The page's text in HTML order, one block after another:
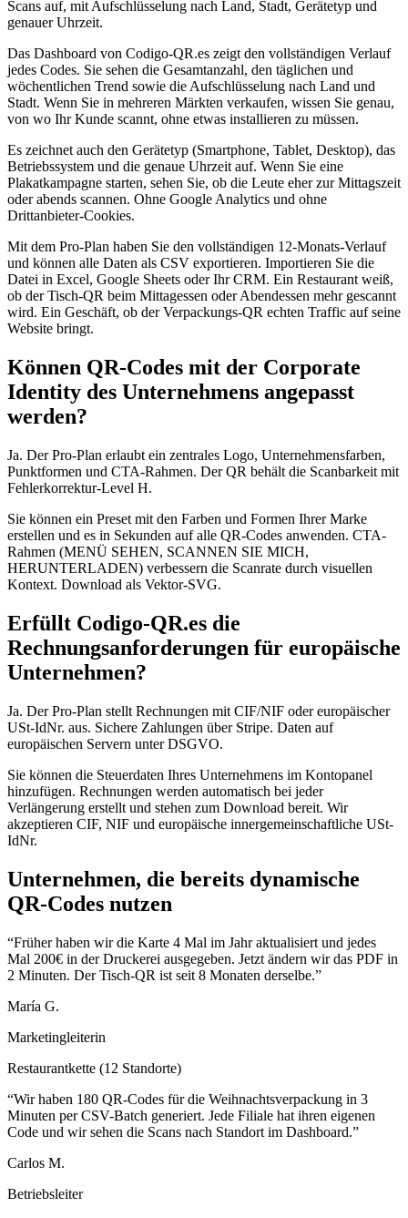
Scans auf, mit Aufschlüsselung nach Land, Stadt, Gerätetyp und
genauer Uhrzeit.
Das Dashboard von Codigo-QR.es zeigt den vollständigen Verlauf
jedes Codes. Sie sehen die Gesamtanzahl, den täglichen und
wöchentlichen Trend sowie die Aufschlüsselung nach Land und
Stadt. Wenn Sie in mehreren Märkten verkaufen, wissen Sie genau,
von wo Ihr Kunde scannt, ohne etwas installieren zu müssen.
Es zeichnet auch den Gerätetyp (Smartphone, Tablet, Desktop), das
Betriebssystem und die genaue Uhrzeit auf. Wenn Sie eine
Plakatkampagne starten, sehen Sie, ob die Leute eher zur Mittagszeit
oder abends scannen. Ohne Google Analytics und ohne
Drittanbieter-Cookies.
Mit dem Pro-Plan haben Sie den vollständigen 12-Monats-Verlauf
und können alle Daten als CSV exportieren. Importieren Sie die
Datei in Excel, Google Sheets oder Ihr CRM. Ein Restaurant weiß,
ob der Tisch-QR beim Mittagessen oder Abendessen mehr gescannt
wird. Ein Geschäft, ob der Verpackungs-QR echten Traffic auf seine
Website bringt.
Können QR-Codes mit der Corporate
Identity des Unternehmens angepasst
werden?
Ja. Der Pro-Plan erlaubt ein zentrales Logo, Unternehmensfarben,
Punktformen und CTA-Rahmen. Der QR behält die Scanbarkeit mit
Fehlerkorrektur-Level H.
Sie können ein Preset mit den Farben und Formen Ihrer Marke
erstellen und es in Sekunden auf alle QR-Codes anwenden. CTA-
Rahmen (MENÜ SEHEN, SCANNEN SIE MICH,
HERUNTERLADEN) verbessern die Scanrate durch visuellen
Kontext. Download als Vektor-SVG.
Erfüllt Codigo-QR.es die
Rechnungsanforderungen für europäische
Unternehmen?
Ja. Der Pro-Plan stellt Rechnungen mit CIF/NIF oder europäischer
USt-IdNr. aus. Sichere Zahlungen über Stripe. Daten auf
europäischen Servern unter DSGVO.
Sie können die Steuerdaten Ihres Unternehmens im Kontopanel
hinzufügen. Rechnungen werden automatisch bei jeder
Verlängerung erstellt und stehen zum Download bereit. Wir
akzeptieren CIF, NIF und europäische innergemeinschaftliche USt-
IdNr.
Unternehmen, die bereits dynamische
QR-Codes nutzen
“Früher haben wir die Karte 4 Mal im Jahr aktualisiert und jedes
Mal 200€ in der Druckerei ausgegeben. Jetzt ändern wir das PDF in
2 Minuten. Der Tisch-QR ist seit 8 Monaten derselbe.”
María G.
Marketingleiterin
Restaurantkette (12 Standorte)
“Wir haben 180 QR-Codes für die Weihnachtsverpackung in 3
Minuten per CSV-Batch generiert. Jede Filiale hat ihren eigenen
Code und wir sehen die Scans nach Standort im Dashboard.”
Carlos M.
Betriebsleiter